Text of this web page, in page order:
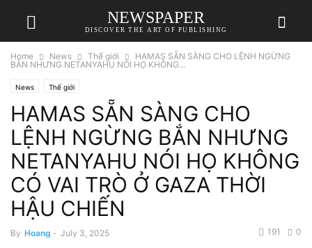
NEWSPAPER
DISCOVER THE ART OF PUBLISHING
Home News Thế giới
HAMAS SẴN SÀNG CHO LỆNH NGỪNG
BẮN NHƯNG NETANYAHU NÓI HỌ KHÔNG...
News Thế giới
HAMAS SẴN SÀNG CHO
LỆNH NGỪNG BẮN NHƯNG
NETANYAHU NÓI HỌ KHÔNG
CÓ VAI TRÒ Ở GAZA THỜI
HẬU CHIẾN
By Hoang - July 3, 2025 0
191